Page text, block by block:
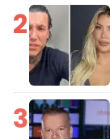
2
3